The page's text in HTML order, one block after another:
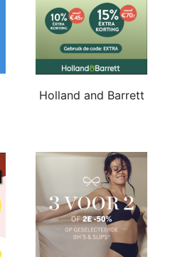
Holland and Barrett